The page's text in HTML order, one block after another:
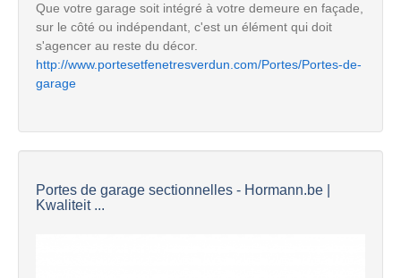
Que votre garage soit intégré à votre demeure en façade,
sur le côté ou indépendant, c'est un élément qui doit
s'agencer au reste du décor.
http://www.portesetfenetresverdun.com/Portes/Portes-de-
garage
Portes de garage sectionnelles - Hormann.be |
Kwaliteit ...